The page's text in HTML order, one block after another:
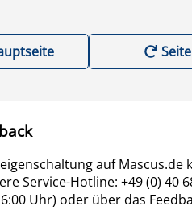
auf Mascus.de
Service-Hotline: +49 (0) 40
Uhr) oder über das